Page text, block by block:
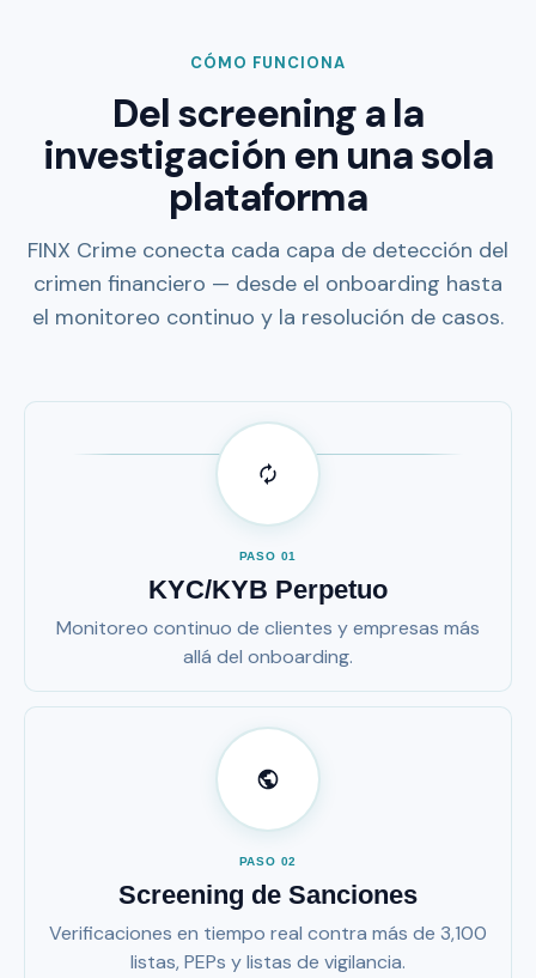
CÓMO FUNCIONA
Del screening a la
investigación en una sola
plataforma
FINX Crime conecta cada capa de detección del
crimen financiero — desde el onboarding hasta
el monitoreo continuo y la resolución de casos.
PASO 01
KYC/KYB Perpetuo
Monitoreo continuo de clientes y empresas más
allá del onboarding.
PASO 02
Screening de Sanciones
Verificaciones en tiempo real contra más de 3,100
listas, PEPs y listas de vigilancia.